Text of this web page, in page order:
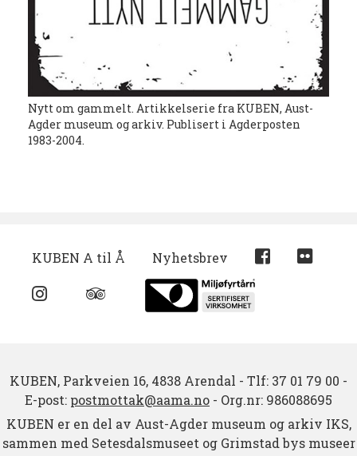
Nytt om gammelt. Artikkelserie fra KUBEN, Aust-
Agder museum og arkiv. Publisert i Agderposten
1983-2004.
KUBEN A til Å Nyhetsbrev
KUBEN, Parkveien 16, 4838 Arendal - Tlf: 37 01 79 00 -
E-post: postmottak@aama.no - Org.nr: 986088695
KUBEN er en del av Aust-Agder museum og arkiv IKS,
sammen med Setesdalsmuseet og Grimstad bys museer